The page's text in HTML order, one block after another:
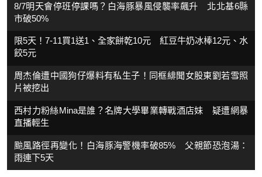
8/7明天會停班停課嗎？白海豚暴風侵襲率飆升 北北基6縣
市破50%
限5天！7-11買1送1、全家餅乾10元 紅豆牛奶冰棒12元、水
餃5元
周杰倫遭中國狗仔爆料有私生子！同框緋聞女股東劉若雪照
片被挖出
西村力粉絲Mina是誰？名牌大學畢業轉戰酒店妹 疑遭網暴
直播輕生
颱風路徑再變化！白海豚海警機率破85% 父親節恐泡湯：
雨連下5天